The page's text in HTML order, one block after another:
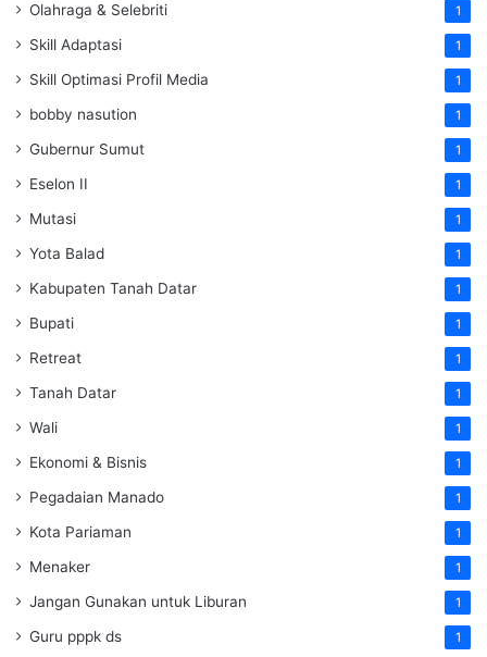
Olahraga & Selebriti 1
Skill Adaptasi 1
Skill Optimasi Profil Media 1
bobby nasution 1
Gubernur Sumut 1
Eselon II 1
Mutasi 1
Yota Balad 1
Kabupaten Tanah Datar 1
Bupati 1
Retreat 1
Tanah Datar 1
Wali 1
Ekonomi & Bisnis 1
Pegadaian Manado 1
Kota Pariaman 1
Menaker 1
Jangan Gunakan untuk Liburan 1
Guru pppk ds 1